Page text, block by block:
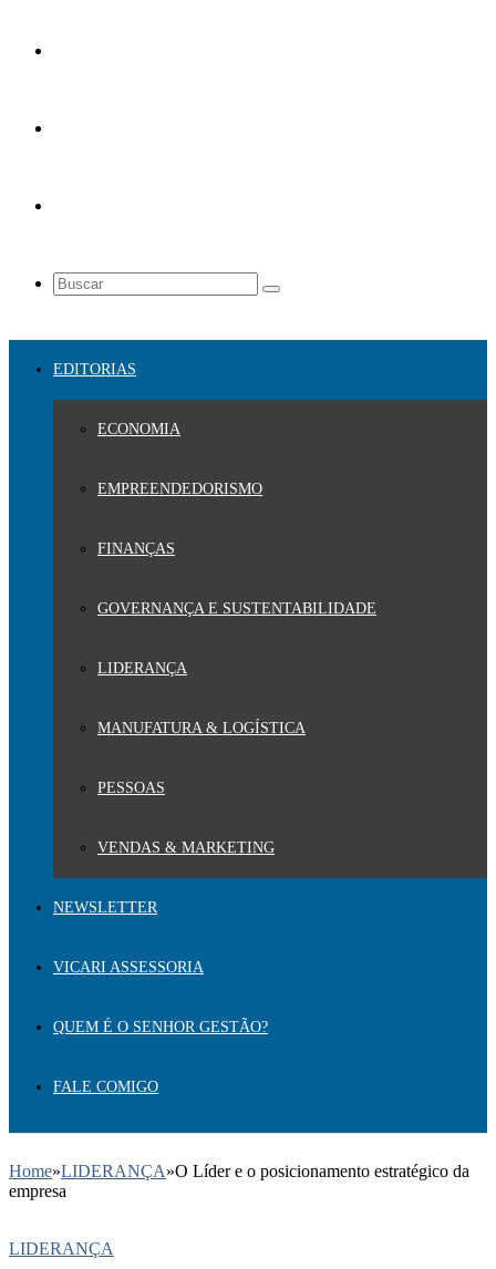
EDITORIAS
ECONOMIA
EMPREENDEDORISMO
FINANÇAS
GOVERNANÇA E SUSTENTABILIDADE
LIDERANÇA
MANUFATURA & LOGÍSTICA
PESSOAS
VENDAS & MARKETING
NEWSLETTER
VICARI ASSESSORIA
QUEM É O SENHOR GESTÃO?
FALE COMIGO
Home»LIDERANÇA»O Líder e o posicionamento estratégico da
empresa
LIDERANÇA